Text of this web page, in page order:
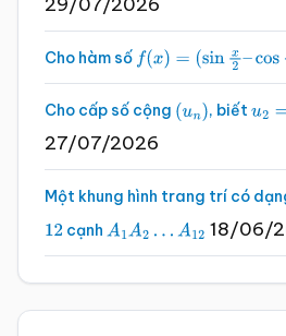
29/07/2026
Cho hàm số f(x)=(sinx2 –cosx2
Cho cấp số cộng (un), biếtu2 =
27/07/2026
Một khung hình trang trí có
12 cạnh A1A2…A 12 18/06/